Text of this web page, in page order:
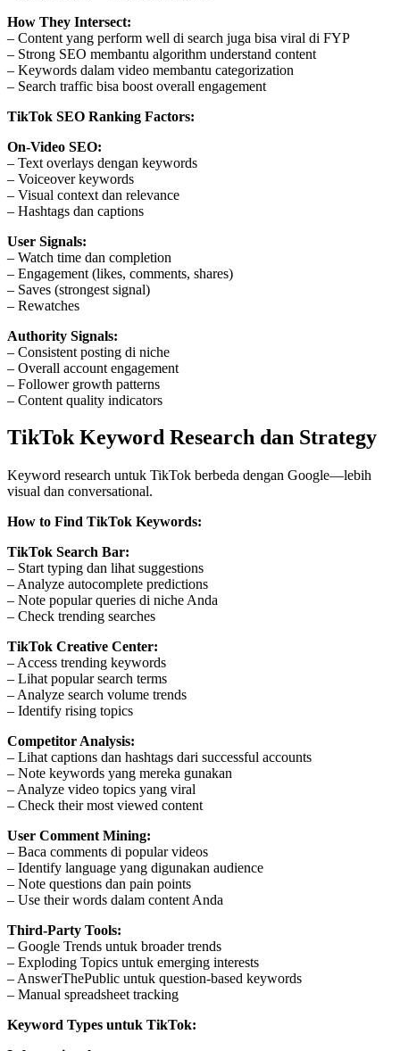
How They Intersect:
– Content yang perform well di search juga bisa viral di FYP
– Strong SEO membantu algorithm understand content
– Keywords dalam video membantu categorization
– Search traffic bisa boost overall engagement
TikTok SEO Ranking Factors:
On-Video SEO:
– Text overlays dengan keywords
– Voiceover keywords
– Visual context dan relevance
– Hashtags dan captions
User Signals:
– Watch time dan completion
– Engagement (likes, comments, shares)
– Saves (strongest signal)
– Rewatches
Authority Signals:
– Consistent posting di niche
– Overall account engagement
– Follower growth patterns
– Content quality indicators
TikTok Keyword Research dan Strategy
Keyword research untuk TikTok berbeda dengan Google—lebih
visual dan conversational.
How to Find TikTok Keywords:
TikTok Search Bar:
– Start typing dan lihat suggestions
– Analyze autocomplete predictions
– Note popular queries di niche Anda
– Check trending searches
TikTok Creative Center:
– Access trending keywords
– Lihat popular search terms
– Analyze search volume trends
– Identify rising topics
Competitor Analysis:
– Lihat captions dan hashtags dari successful accounts
– Note keywords yang mereka gunakan
– Analyze video topics yang viral
– Check their most viewed content
User Comment Mining:
– Baca comments di popular videos
– Identify language yang digunakan audience
– Note questions dan pain points
– Use their words dalam content Anda
Third-Party Tools:
– Google Trends untuk broader trends
– Exploding Topics untuk emerging interests
– AnswerThePublic untuk question-based keywords
– Manual spreadsheet tracking
Keyword Types untuk TikTok: